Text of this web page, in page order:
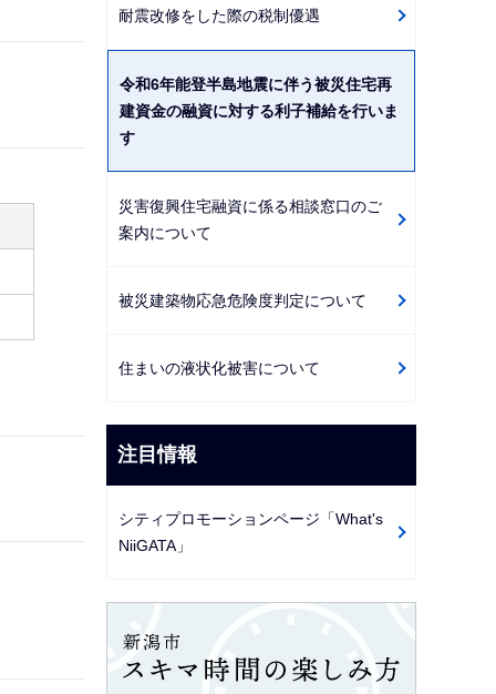
耐震改修をした際の税制優遇
令和6年能登半島地震に伴う被災住宅再
建資金の融資に対する利子補給を行いま
す
災害復興住宅融資に係る相談窓口のご
案内について
被災建築物応急危険度判定について
住まいの液状化被害について
注目情報
シティプロモーションページ「What's
NiiGATA」